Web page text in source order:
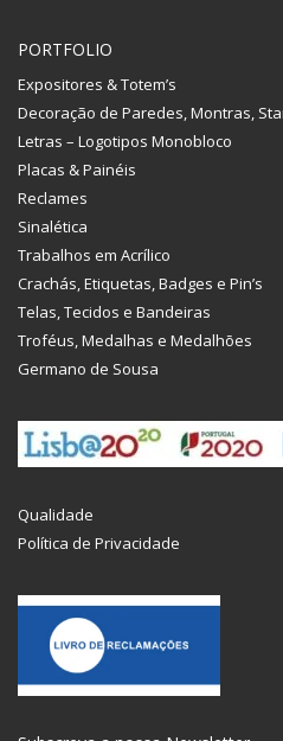
PORTFOLIO
Expositores & Totem’s
Decoração de Paredes, Montras,
Letras – Logotipos Monobloco
Placas & Painéis
Reclames
Sinalética
Trabalhos em Acrílico
Crachás, Etiquetas, Badges e Pin’s
Telas, Tecidos e Bandeiras
Troféus, Medalhas e Medalhões
Germano de Sousa
Qualidade
Política de Privacidade